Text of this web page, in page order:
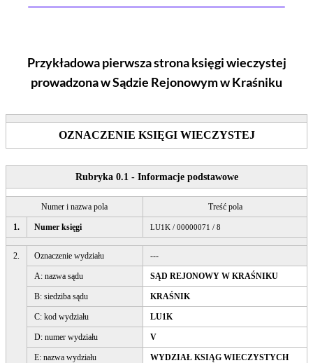
Przykładowa pierwsza strona księgi wieczystej
prowadzona w Sądzie Rejonowymw Kraśniku
OZNACZENIE KSIĘGI WIECZYSTEJ
Rubryka 0.1 - Informacje podstawowe
Numer i nazwa pola Treść pola
1. Numer księgi LU1K / 00000071 / 8
2. Oznaczenie wydziału ---
A: nazwa sądu SĄD REJONOWY W KRAŚNIKU
B: siedziba sądu KRAŚNIK
C: kod wydziału LU1K
D: numer wydziału V
E: nazwa wydziału WYDZIAŁ KSIĄG WIECZYSTYCH